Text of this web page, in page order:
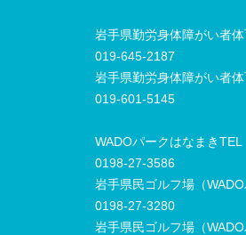
岩手県勤労身体障がい者体
019-645-2187
岩手県勤労身体障がい者
019-601-5145
WADOパークはなまきTEL
0198-27-3586
岩手県民ゴルフ場（
0198-27-3280
岩手県民ゴルフ場（